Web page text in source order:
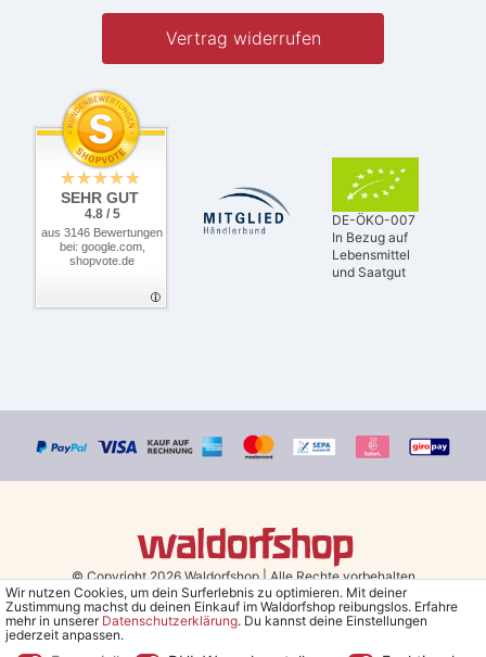
Vertrag widerrufen
SEHR GUT
4.8 / 5
aus 3146 Bewertungen
bei: google.com,
shopvote.de
DE-ÖKO-007
In Bezug auf
Lebensmittel
und Saatgut
© Copyright 2026 Waldorfshop|Alle Rechte vorbehalten.
Bestellungen mit Prio Versand bis 13 Uhr, garantierter Versand am
Wir nutzen Cookies, um dein Surferlebnis zu optimieren. Mit deiner
Zustimmung machst du deinen Einkauf im Waldorfshop reibungslos. Erfahre
mehr in unserer Daten­schutz­erklärung. Du kannst deine Einstellungen
jederzeit anpassen.